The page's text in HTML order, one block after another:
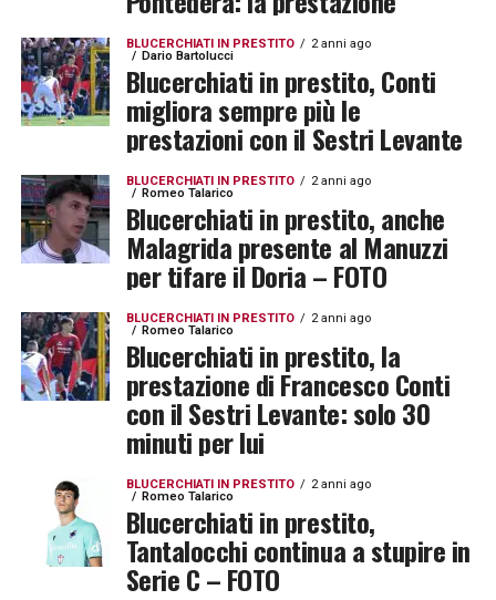
BLUCERCHIATI IN PRESTITO
2 anni ago
Dario Bartolucci
Blucerchiati in prestito, Conti
migliora sempre più le
prestazioni con il Sestri Levante
BLUCERCHIATI IN PRESTITO
2 anni ago
Romeo Talarico
Blucerchiati in prestito, anche
Malagrida presente al Manuzzi
per tifare il Doria – FOTO
BLUCERCHIATI IN PRESTITO
2 anni ago
Romeo Talarico
Blucerchiati in prestito, la
prestazione di Francesco Conti
con il Sestri Levante: solo 30
minuti per lui
BLUCERCHIATI IN PRESTITO
2 anni ago
Romeo Talarico
Blucerchiati in prestito,
Tantalocchi continua a stupire in
Serie C – FOTO